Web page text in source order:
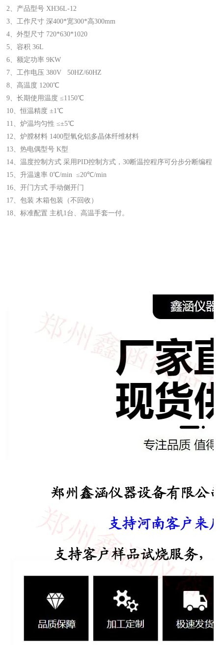
2、产品型号 XH36L-12
3、工作尺寸 深400*宽300*高300mm
4、外型尺寸 720*630*1020
5、容积 36L
6、额定功率 9KW
7、工作电压 380V 50HZ/60HZ
8、高温度 1200℃
9、长期使用温度 ≤1150℃
10、恒温精度 ±1℃
11、炉温均匀性 ≤±5℃
12、炉膛材料 1400型氧化铝多晶体纤维材料
13、热电偶型号 K型
14、温度控制方式 采用PID控制方式，30断温控程序可分步分断编程
15、升温速率 0℃/min ≤20℃/min
16、开门方式 手动侧开门
17、包装 木箱包装（不回收）
18、标准配置 主机1台、高温手套一付。